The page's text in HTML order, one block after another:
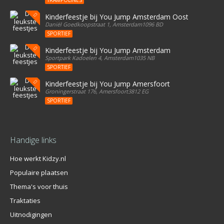
Kinderfeestje bij You Jump Amsterdam Oost
Daniël Goedkoopstraat 1, Amsterdam1096 BD
SPORTIEF
Kinderfeestje bij You Jump Amsterdam
Sportpark Kadoelen 4, Amsterdam1035 NB
SPORTIEF
Kinderfeestje bij You Jump Amersfoort
Groningerstraat 176, Amersfoort3812 EG
SPORTIEF
Handige links
Hoe werkt Kidzy.nl
Populaire plaatsen
Thema's voor thuis
Traktaties
Uitnodigingen